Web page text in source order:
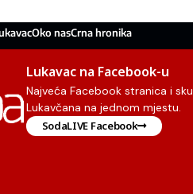
Oko nasCrna hronika
Lukavac na Facebook-u
Najveća Facebook stranica i
Lukavčana na jednom mjestu.
SodaLIVE Facebook